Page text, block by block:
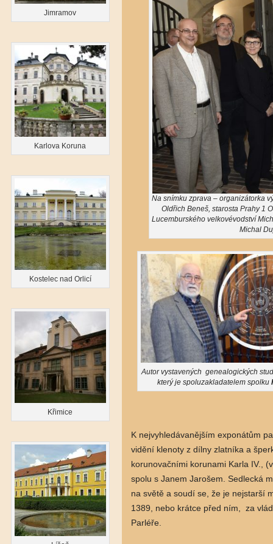
Jimramov
Karlova Koruna
Kostelec nad Orlicí
Křimice
Na snímku zprava – organizátorka
Oldřich Beneš, starosta Prahy 1
Lucemburského velkovévodství
Michal
Autor vystavených genealogických
který je spoluzakladatelem spolku
K nejvyhledávanějším exponátům
vidění klenoty z dílny zlatníka a
korunovačními korunami Karla IV.,
spolu s Janem Jarošem. Sedlecká
na světě a soudí se, že je nejstarší
1389, nebo krátce před ním, za
Parléře.